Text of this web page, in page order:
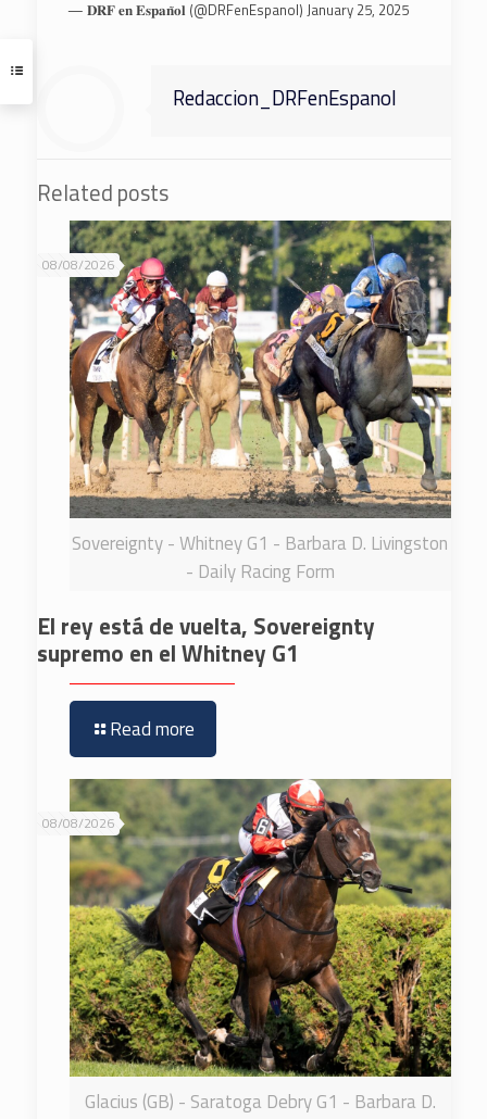
— 𝐃𝐑𝐅 𝐞𝐧 𝐄𝐬𝐩𝐚𝐧̃𝐨𝐥 (@DRFenEspanol)January 25, 2025
Redaccion_DRFenEspanol
Related posts
Sovereignty - Whitney G1 - Barbara D. Livingston
- Daily Racing Form
08/08/2026
El rey está de vuelta, Sovereignty
supremo en el Whitney G1
Read more
Glacius (GB) - Saratoga Debry G1 - Barbara D.
08/08/2026